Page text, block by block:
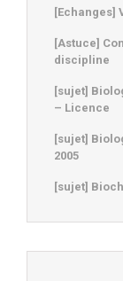
[Echanges]
[Astuce]
discipline
[sujet]
– Licence
[sujet]
2005
[sujet]